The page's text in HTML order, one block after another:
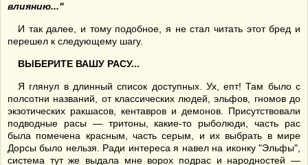
влиянию..."
И так далее, и тому подобное, я не стал читать этот бред и
перешел к следующему шагу.
ВЫБЕРИТЕ ВАШУ РАСУ...
Я глянул в длинный список доступных. Ух, епт! Там было с
полсотни названий, от классических людей, эльфов, гномов до
экзотических ракшасов, кентавров и демонов. Присутствовали
подводные расы — тритоны, какие-то рыболюди, часть рас
была помечена красным, часть серым, и их выбрать в мире
Дорсы было нельзя. Ради интереса я навел на иконку "Эльфы",
система тут же выдала мне ворох подрас и народностей —